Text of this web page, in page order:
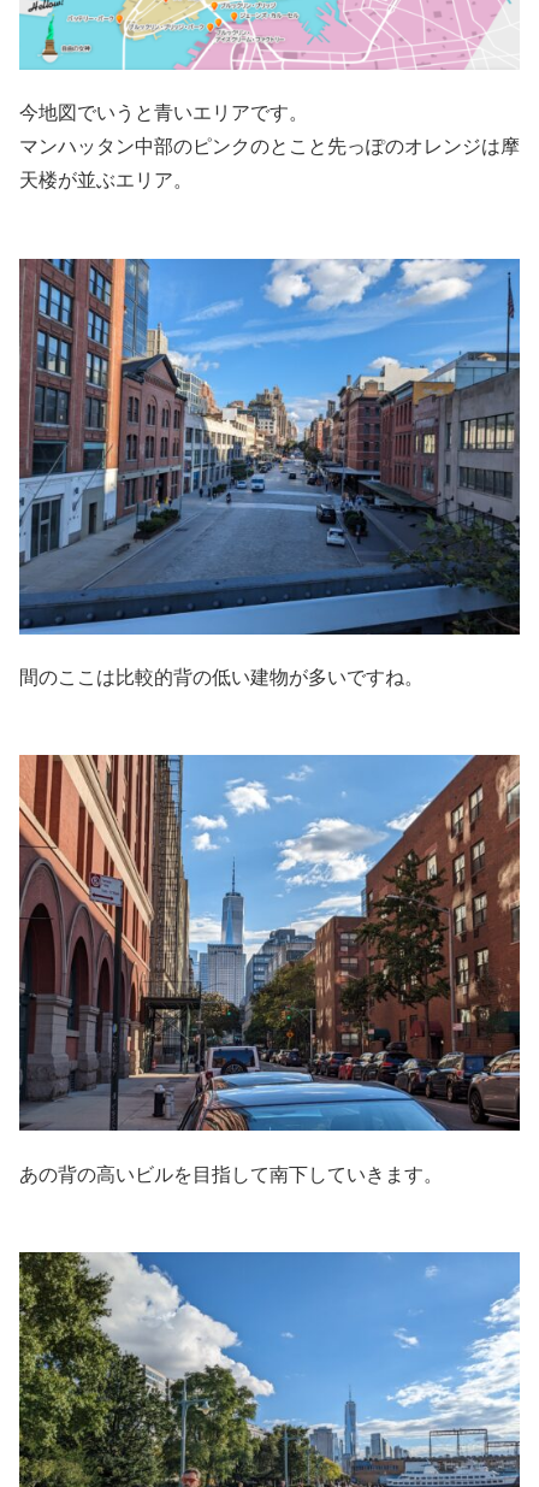
今地図でいうと青いエリアです。
マンハッタン中部のピンクのとこと先っぽのオレンジは摩
天楼が並ぶエリア。
間のここは比較的背の低い建物が多いですね。
あの背の高いビルを目指して南下していきます。